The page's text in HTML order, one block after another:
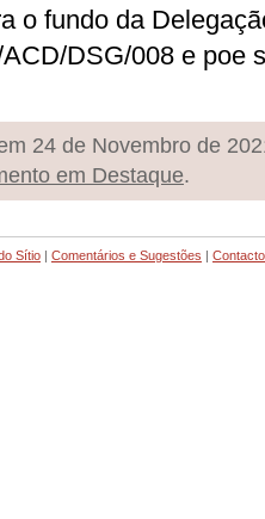
o fundo da
DSG/008 e poe
24 de Novembro de
em Destaque.
Sítio | Comentários e Sugestões |